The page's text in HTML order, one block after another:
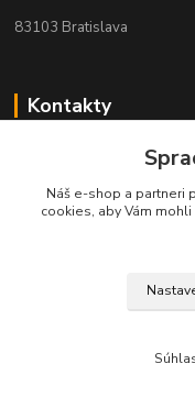
83103 Bratislava
Kontakty
+421 908 678 479
Náš e-shop a partneri
cookies, aby Vám